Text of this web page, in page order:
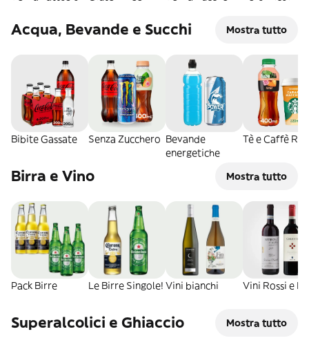
Acqua, Bevande e Succhi Mostra tutto
Bibite Gassate Senza Zucchero Bevande
energetiche
Tè e Caffè
Birra e Vino Mostra tutto
Pack Birre Le Birre Singole! Vini bianchi Vini Rossi e
Superalcolici e Ghiaccio Mostra tutto